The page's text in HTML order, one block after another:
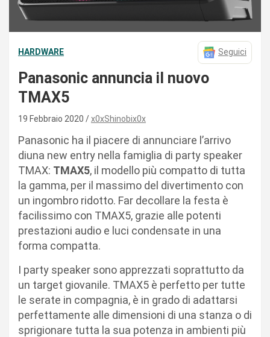
HARDWARE Seguici
Panasonic annuncia il nuovo
TMAX5
19 Febbraio 2020 x0xShinobix0x
Panasonic ha il piacere di annunciare l’arrivo
diuna new entry nella famiglia di party speaker
TMAX: TMAX5, il modello più compatto di tutta
la gamma, per il massimo del divertimento con
un ingombro ridotto. Far decollare la festa è
facilissimo con TMAX5, grazie alle potenti
prestazioni audio e luci condensate in una
forma compatta.
I party speaker sono apprezzati soprattutto da
un target giovanile. TMAX5 è perfetto per tutte
le serate in compagnia, è in grado di adattarsi
perfettamente alle dimensioni di una stanza o di
sprigionare tutta la sua potenza in ambienti più